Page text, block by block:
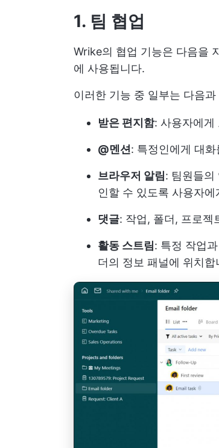
1. 팀 협업
Wrike의 협업 기능은 다음을
에 사용됩니다.
이러한 기능 중 일부는 다음과
받은 편지함: 사용자에게
@멘션: 특정인에게 대
브라우저 알림: 팀원들의
인할 수 있도록 사용자
댓글: 작업, 폴더, 프로젝
활동 스트림: 특정 작업
더의 정보 패널에 위치합